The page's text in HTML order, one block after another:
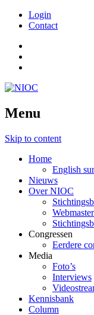
Login
Contact
Menu
Skip to content
Home
English
Nieuws
Over NIOC
Congressen
Eerdere
Media
Foto’s
Interviews
Kennisbank
Column